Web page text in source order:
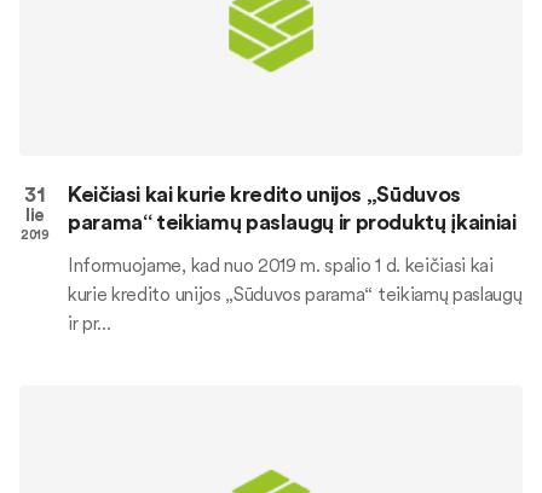
31
lie
2019
Keičiasi kai kurie kredito unijos „Sūduvos
parama“ teikiamų paslaugų ir produktų įkainiai
Informuojame, kad nuo 2019 m. spalio 1 d. keičiasi kai
kurie kredito unijos „Sūduvos parama“ teikiamų paslaugų
ir pr...